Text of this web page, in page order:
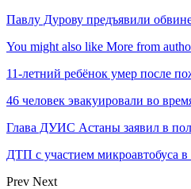
Павлу Дурову предъявили
You might also like More from
11-летний ребёнок умер после
46 человек эвакуировали во
Глава ДУИС Астаны заявил в
ДТП с участием микроавтобуса
Prev Next